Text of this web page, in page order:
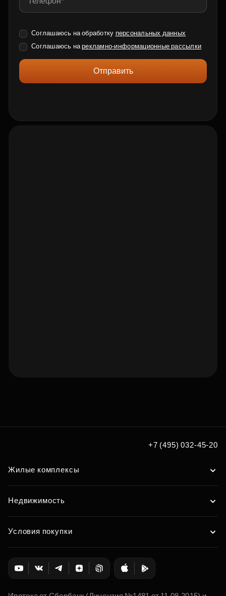
Соглашаюсь на обработку персональных данных
Соглашаюсь нарекламно-информационные рассылки
Отправить
+7 (495) 032-45-20
Жилые комплексы
Недвижимость
Условия покупки